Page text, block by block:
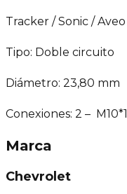
Tracker / Sonic / Aveo
Tipo: Doble circuito
Diámetro: 23,80 mm
Conexiones: 2 – M10*1
Marca
Chevrolet